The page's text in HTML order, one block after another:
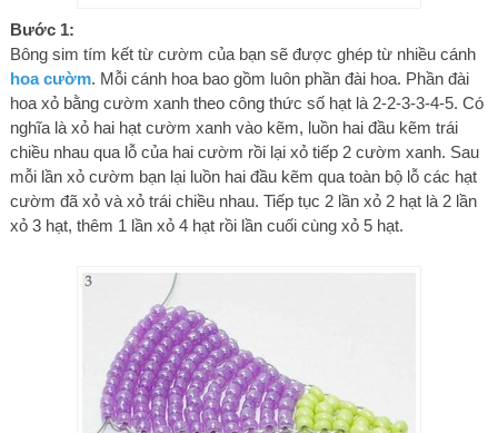
Bước 1:
Bông sim tím kết từ cườm của bạn sẽ được ghép từ nhiều cánh
hoa cườm. Mỗi cánh hoa bao gồm luôn phần đài hoa. Phần đài
hoa xỏ bằng cườm xanh theo công thức số hạt là 2-2-3-3-4-5. Có
nghĩa là xỏ hai hạt cườm xanh vào kẽm, luồn hai đầu kẽm trái
chiều nhau qua lỗ của hai cườm rồi lại xỏ tiếp 2 cườm xanh. Sau
mỗi lần xỏ cườm bạn lại luồn hai đầu kẽm qua toàn bộ lỗ các hạt
cườm đã xỏ và xỏ trái chiều nhau. Tiếp tục 2 lần xỏ 2 hạt là 2 lần
xỏ 3 hạt, thêm 1 lần xỏ 4 hạt rồi lần cuối cùng xỏ 5 hạt.​